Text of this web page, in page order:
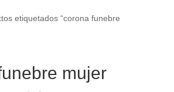
etiquetados “corona funebre
mujer